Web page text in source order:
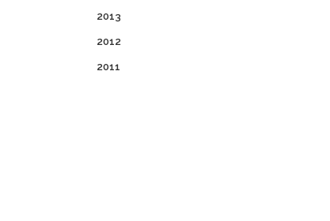
2013
2012
2011